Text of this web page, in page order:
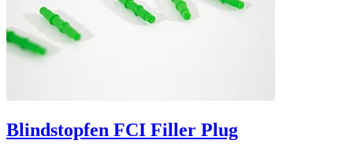
Blindstopfen FCI Filler Plug